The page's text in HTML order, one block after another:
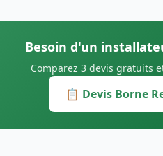
Besoin d'un
Comparez 3 devis gratuits
📋 Devis Borne